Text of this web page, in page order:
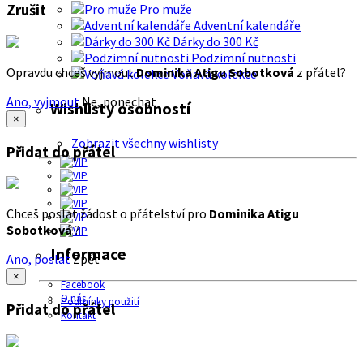
Pro muže
Adventní kalendáře
Dárky do 300 Kč
Podzimní nutnosti
Voňavá kolekce
Wishlisty osobností
Zobrazit všechny wishlisty
Informace
Facebook
O nás
Podmínky použití
Kontakt
Zrušit
Opravdu chceš vyjmoutDominika Atigu Sobotková z přátel?
Ano, vyjmout Ne, ponechat
×
Přidat do přátel
Chceš poslat žádost o přátelství pro Dominika Atigu
Sobotková?
Ano, poslatZpět
×
Přidat do přátel